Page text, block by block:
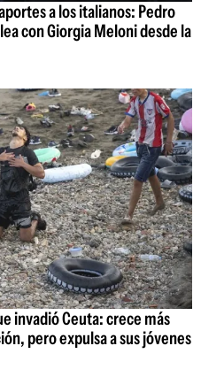
a los italianos: Pedro
con Giorgia Meloni desde la
invadió Ceuta: crece más
pero expulsa a sus jóvenes